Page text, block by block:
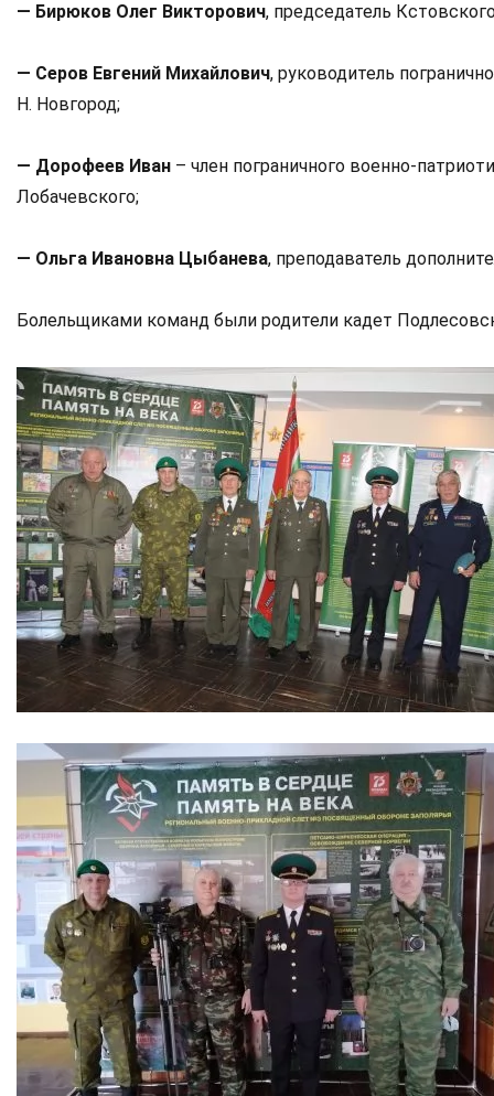
— Бирюков Олег Викторович, председатель
— Серов Евгений Михайлович, руководитель
Н. Новгород;
— Дорофеев Иван – член пограничного военно-
Лобачевского;
— Ольга Ивановна Цыбанева, преподаватель
Болельщиками команд были родители кадет